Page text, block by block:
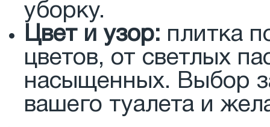
уборку.
Цвет и узор: плитка
цветов, от светлых
насыщенных. Выбор
вашего туалета и